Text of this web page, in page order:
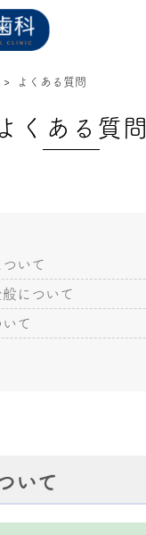
> よくある質問
よくある質問
いて
について
て
いて